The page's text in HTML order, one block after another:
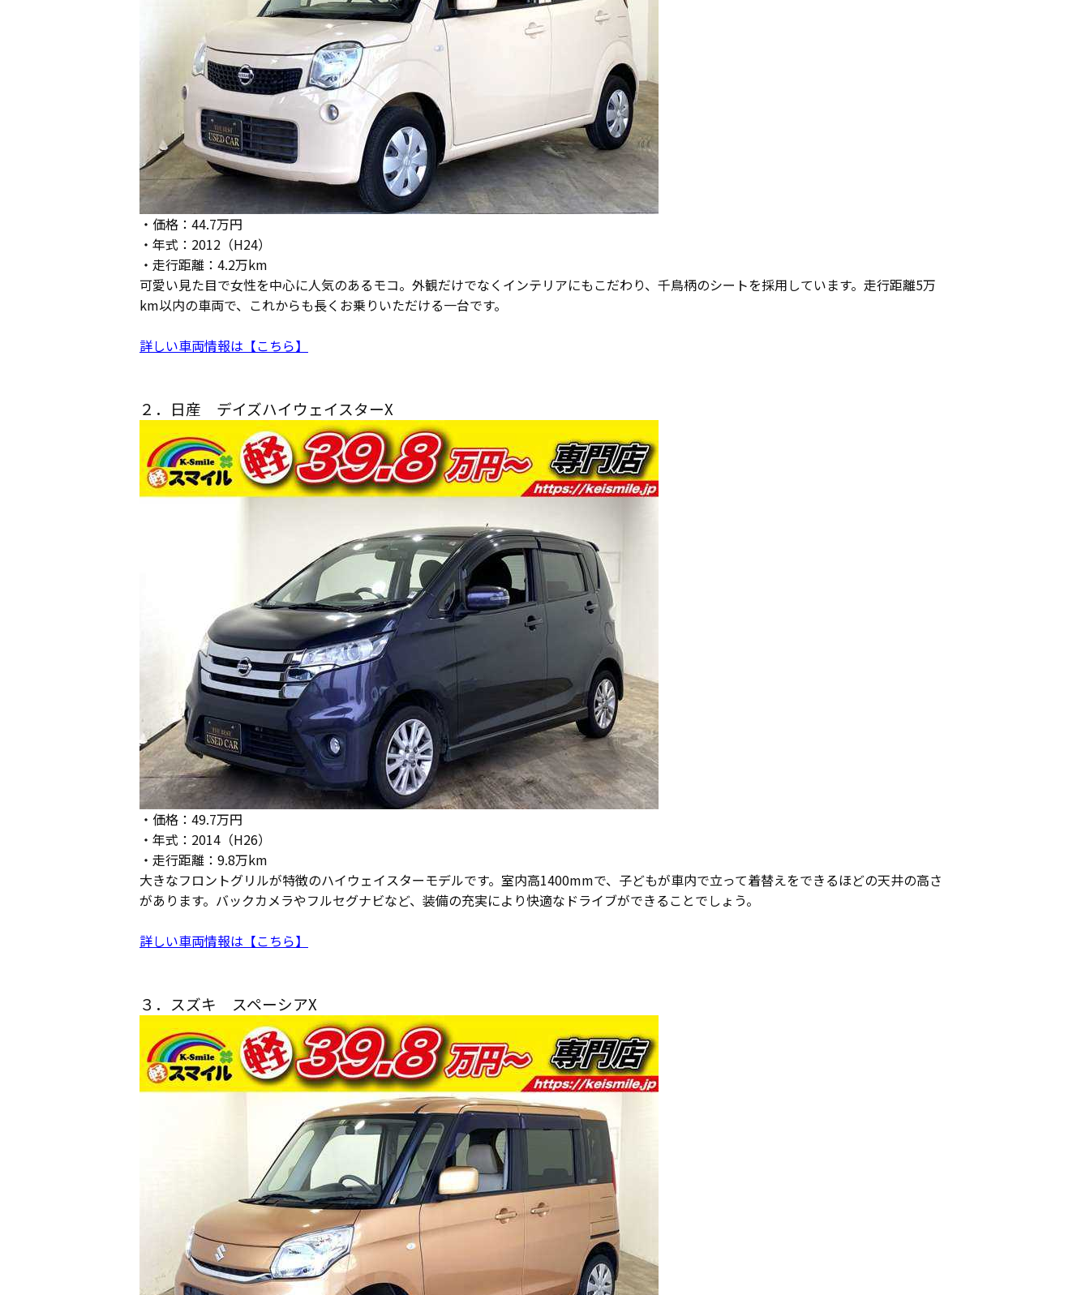
・価格：44.7万円
・年式：2012（H24）
・走行距離：4.2万km
可愛い見た目で女性を中心に人気のあるモコ。外観だけでなくインテリアにもこだわり、千鳥柄のシートを採用しています。走行距離5万
km以内の車両で、これからも長くお乗りいただける一台です。
詳しい車両情報は【こちら】
２．日産 デイズハイウェイスターX
・価格：49.7万円
・年式：2014（H26）
・走行距離：9.8万km
大きなフロントグリルが特徴のハイウェイスターモデルです。室内高1400mmで、子どもが車内で立って着替えをできるほどの天井の高さ
があります。バックカメラやフルセグナビなど、装備の充実により快適なドライブができることでしょう。
詳しい車両情報は【こちら】
３．スズキ スペーシアX